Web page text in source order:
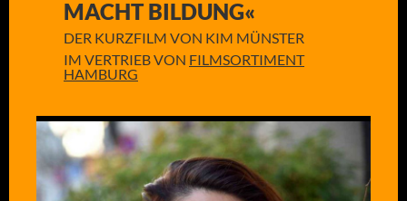
MACHT BILDUNG«
DER KURZFILM VON KIM MÜNSTER
IM VERTRIEB VON FILMSORTIMENT
HAMBURG